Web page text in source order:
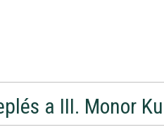
a III. Monor